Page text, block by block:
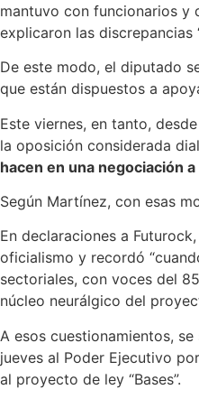
mantuvo con funcionarios y
explicaron las discrepancias
De este modo, el diputado
que están dispuestos a
Este viernes, en tanto,
la oposición considerada
hacen en una negociación
Según Martínez, con esas
En declaraciones a
oficialismo y recordó
sectoriales, con voces del
núcleo neurálgico del
A esos cuestionamientos, se
jueves al Poder Ejecutivo
al proyecto de ley “Bases”.